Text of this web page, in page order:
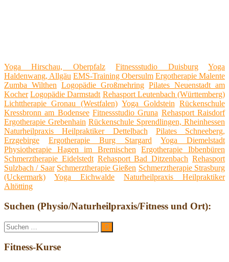
Yoga Hirschau, Oberpfalz Fitnessstudio Duisburg
Yoga
Haldenwang, Allgäu EMS-Training Obersulm Ergotherapie Malente
Zumba Wilthen Logopädie Großmehring Pilates Neuenstadt am
Kocher Logopädie Darmstadt Rehasport Leutenbach (Württemberg)
Lichttherapie Gronau (Westfalen) Yoga Goldstein Rückenschule
Kressbronn am Bodensee Fitnessstudio Gruna Rehasport Raisdorf
Ergotherapie Grebenhain Rückenschule Sprendlingen, Rheinhessen
Naturheilpraxis Heilpraktiker Dettelbach
Pilates Schneeberg,
Erzgebirge
Ergotherapie Burg Stargard
Yoga Diemelstadt
Physiotherapie Hagen im Bremischen
Ergotherapie Ibbenbüren
Schmerztherapie Eidelstedt Rehasport Bad Ditzenbach Rehasport
Sulzbach / Saar Schmerztherapie Gießen Schmerztherapie Strasburg
(Uckermark)
Yoga Eichwalde
Naturheilpraxis Heilpraktiker
Altötting
Suchen (Physio/Naturheilpraxis/Fitness und Ort):
Suche
nach:
Suchen
Fitness-Kurse